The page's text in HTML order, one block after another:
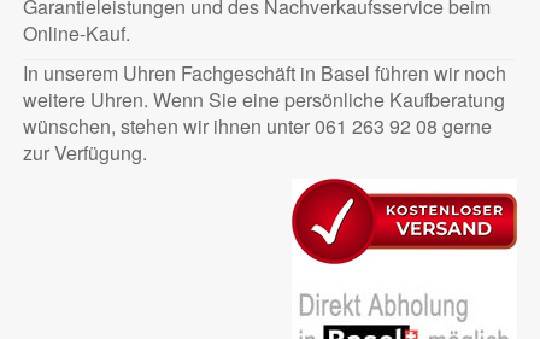
Garantieleistungen und des Nachverkaufsservice beim
Online-Kauf.
In unserem Uhren Fachgeschäft in Basel führen wir noch
weitere Uhren. Wenn Sie eine persönliche Kaufberatung
wünschen, stehen wir ihnen unter 061 263 92 08 gerne
zur Verfügung.